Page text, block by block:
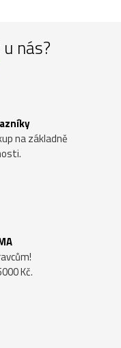
nás?
na základně
Kč.